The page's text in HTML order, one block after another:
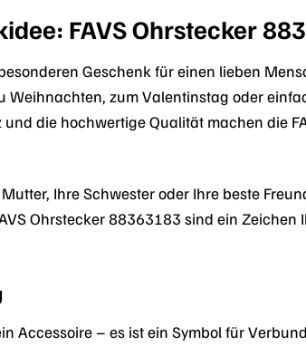
FAVS Ohrstecker
Geschenk für einen lieben
Weihnachten, zum Valentinstag oder
die hochwertige Qualität machen die
Ihre Schwester oder Ihre beste
Ohrstecker 88363183 sind ein
Accessoire – es ist ein Symbol für